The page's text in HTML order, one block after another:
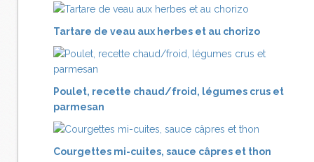
Tartare de veau aux herbes et au chorizo
Poulet, recette chaud/froid, légumes crus et
parmesan
Courgettes mi-cuites, sauce câpres et thon